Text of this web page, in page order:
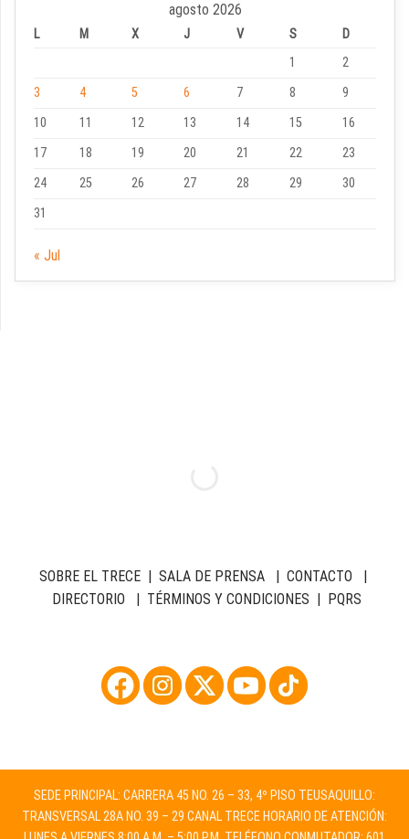
agosto 2026
L M X J V S
D
1
2
3
4 5 6 7 8
9
10
11 12 13 14 15
16
17
18 19 20 21 22
23
24
25 26 27 28 29
30
31
« Jul
SOBRE EL TRECE| SALA DE PRENSA| CONTACTO |
DIRECTORIO | TÉRMINOS Y CONDICIONES | PQRS
SEDE PRINCIPAL: CARRERA 45 NO. 26 – 33, 4º PISO TEUSAQUILLO:
TRANSVERSAL 28A NO. 39 – 29 CANAL TRECE HORARIO DE ATENCIÓN: